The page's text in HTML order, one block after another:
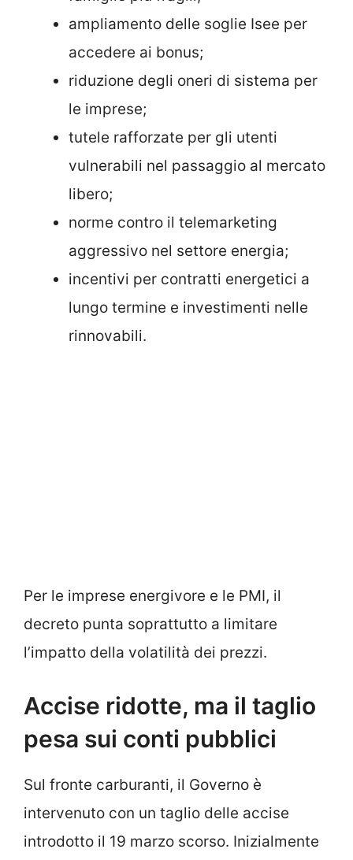
ampliamento delle soglie Isee per
accedere ai bonus;
riduzione degli oneri di sistema per
le imprese;
tutele rafforzate per gli utenti
vulnerabili nel passaggio al mercato
libero;
norme contro il telemarketing
aggressivo nel settore energia;
incentivi per contratti energetici a
lungo termine e investimenti nelle
rinnovabili.
Per le imprese energivore e le PMI, il
decreto punta soprattutto a limitare
l’impatto della volatilità dei prezzi.
Accise ridotte, ma il taglio
pesa sui conti pubblici
Sul fronte carburanti, il Governo è
intervenuto con un taglio delle accise
introdotto il 19 marzo scorso. Inizialmente